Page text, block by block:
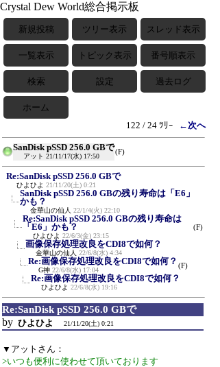
Crystal Dew World総合掲示板
新規投稿 ツリー表示 スレッド表示
一覧表示 トピック表示 番号順表示
検索 設定 過去ログ
ホーム
122 / 24 ﾂﾘｰ
←次へ
SanDisk pSSD 256.0 GBで
アット 21/11/17(水) 17:50
(F)
Re:SanDisk pSSD 256.0 GBで
ひよひよ 21/11/20(土) 0:21
SanDisk pSSD 256.0 GBの残り寿命は「E6」
かも？
金華山の仙人 22/1/4(火) 22:10
Re:SanDisk pSSD 256.0 GBの残り寿命は
「E6」かも？
ひよひよ 22/6/3(金) 23:15
(F)
画像保存処理改良をCDI8で如何？
金華山の仙人 22/6/8(水) 4:34
Re:画像保存処理改良をCDI8で如何？
G神 22/6/8(水) 17:04
(F)
Re:画像保存処理改良をCDI8で如何？
ひよひよ 22/6/8(水) 19:16
Re:SanDisk pSSD 256.0 GBで
by ひよひよ 21/11/20(土) 0:21
▼アットさん：
>いつも便利に使わせて頂いております